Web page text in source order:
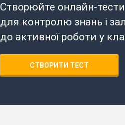
Створюйте онлайн-тести
для контролю знань і
до активної роботи у
СТВОРИТИ ТЕСТ